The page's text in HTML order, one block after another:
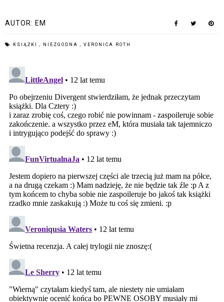
AUTOR: EM
KSIĄŻKI , NIEZGODNA , VERONICA ROTH